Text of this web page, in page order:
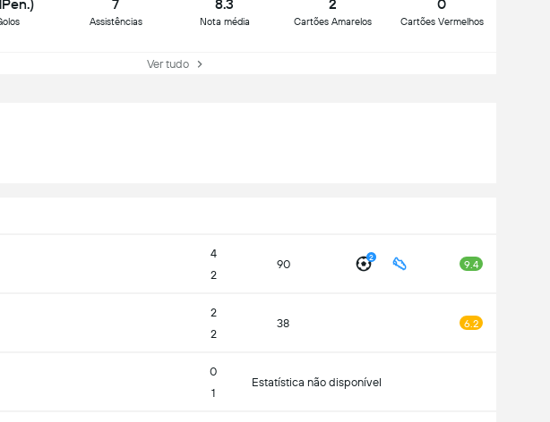
7
Assistências
8.3
Nota média
2
Cartões Amarelos
0
Cartões Vermelhos
Ver tudo
4
2
90 2
9.4
2
2
38 6.2
0
1
Estatística não disponível